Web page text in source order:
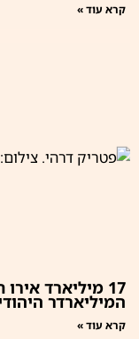
קרא עוד »
17 מיליארד
המיליארדר
קרא עוד »